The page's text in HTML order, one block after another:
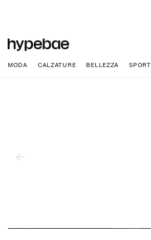
MODA CALZATURE BELLEZZA SPORT